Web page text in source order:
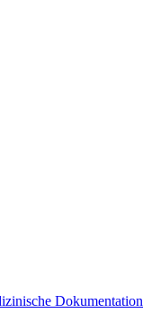
Dokumentation